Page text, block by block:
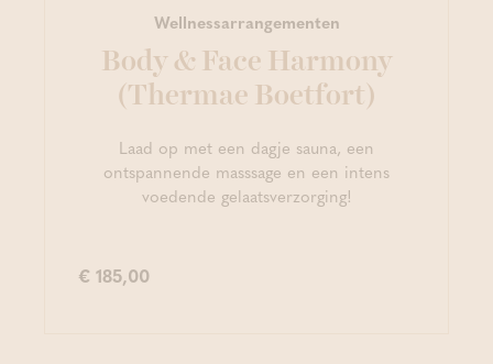
Wellnessarrangementen
Body & Face Harmony
(Thermae Boetfort)
Laad op met een dagje sauna, een
ontspannende masssage en een intens
voedende gelaatsverzorging!
€ 185,00